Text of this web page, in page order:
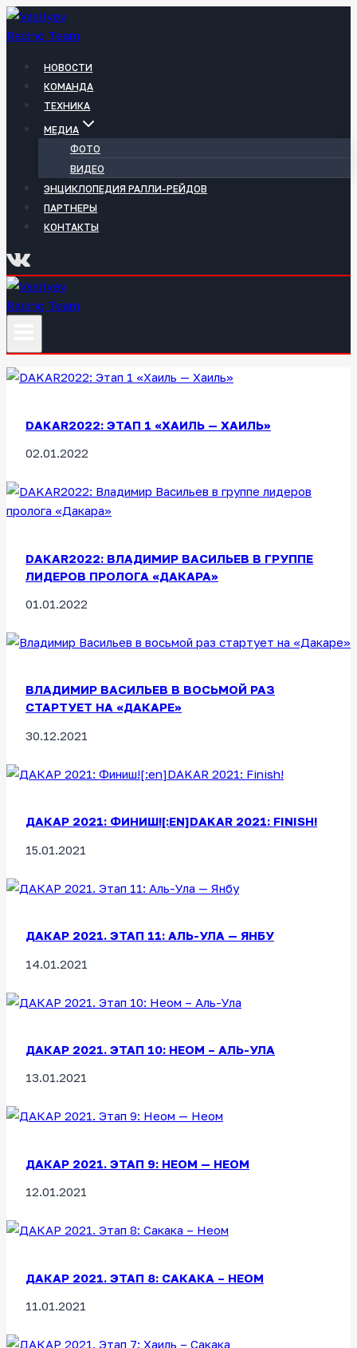
Перейти
к
НОВОСТИ
КОМАНДА
ТЕХНИКА
МЕДИА
ФОТО
ВИДЕО
ЭНЦИКЛОПЕДИЯ РАЛЛИ-РЕЙДОВ
ПАРТНЕРЫ
КОНТАКТЫ
DAKAR2022: ЭТАП 1 «ХАИЛЬ — ХАИЛЬ»
02.01.2022
DAKAR2022: ВЛАДИМИР ВАСИЛЬЕВ В ГРУППЕ
ЛИДЕРОВ ПРОЛОГА «ДАКАРА»
01.01.2022
ВЛАДИМИР ВАСИЛЬЕВ В ВОСЬМОЙ РАЗ
СТАРТУЕТ НА «ДАКАРЕ»
30.12.2021
ДАКАР 2021: ФИНИШ![:EN]DAKAR 2021: FINISH!
15.01.2021
ДАКАР 2021. ЭТАП 11: АЛЬ-УЛА — ЯНБУ
14.01.2021
ДАКАР 2021. ЭТАП 10: НЕОМ – АЛЬ-УЛА
13.01.2021
ДАКАР 2021. ЭТАП 9: НЕОМ — НЕОМ
12.01.2021
ДАКАР 2021. ЭТАП 8: САКАКА – НЕОМ
11.01.2021